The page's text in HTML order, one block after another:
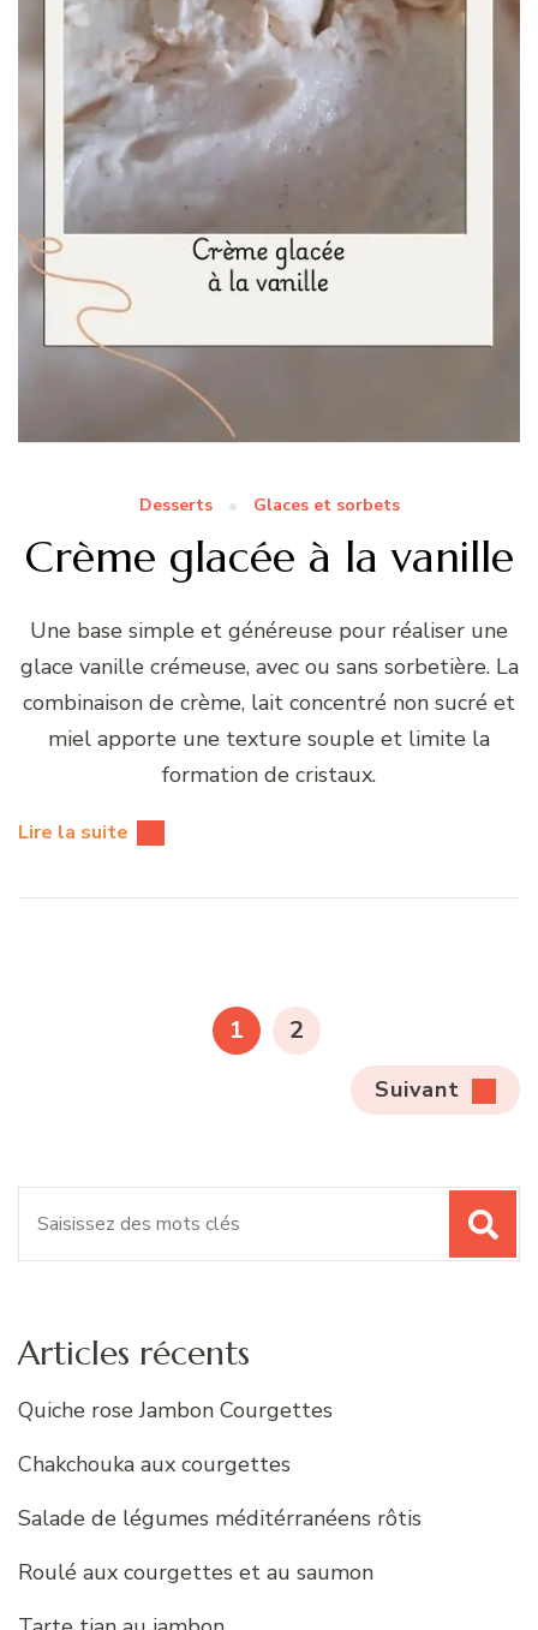
Desserts Glaces et sorbets
Crème glacée à la vanille
Une base simple et généreuse pour réaliser une
glace vanille crémeuse, avec ou sans sorbetière. La
combinaison de crème, lait concentré non sucré et
miel apporte une texture souple et limite la
formation de cristaux.
Lire la suite
PAGE
1 PAGE
2
Suivant
Articles récents
Quiche rose Jambon Courgettes
Chakchouka aux courgettes
Salade de légumes méditérranéens rôtis
Roulé aux courgettes et au saumon